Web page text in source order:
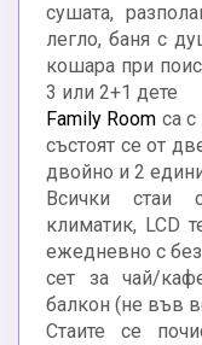
сушата,
легло, баня с
кошара при
3 или 2+1 дете
Family Room са
състоят се от
двойно и 2
Всички стаи
климатик, LCD
ежедневно с
сет за чай/
балкон (не във
Стаите се